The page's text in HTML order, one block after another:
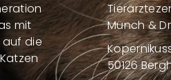
mit
auf die
Münch &
50126